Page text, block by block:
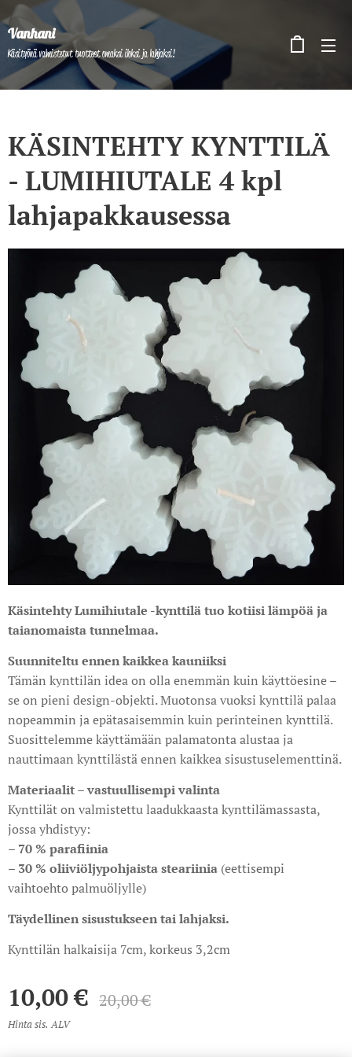
Vanhani
Käsityönä valmistetut tuotteet omaksi iloksi ja lahjaksi!
KÄSINTEHTY KYNTTILÄ
- LUMIHIUTALE 4 kpl
lahjapakkausessa
Käsintehty Lumihiutale -kynttilä tuo kotiisi lämpöä ja
taianomaista tunnelmaa.
Suunniteltu ennen kaikkea kauniiksi
Tämän kynttilän idea on olla enemmän kuin käyttöesine –
se on pieni design-objekti. Muotonsa vuoksi kynttilä palaa
nopeammin ja epätasaisemmin kuin perinteinen kynttilä.
Suosittelemme käyttämään palamatonta alustaa ja
nauttimaan kynttilästä ennen kaikkea sisustuselementtinä.
Materiaalit – vastuullisempi valinta
Kynttilät on valmistettu laadukkaasta kynttilämassasta,
jossa yhdistyy:
– 70 % parafiinia
– 30 % oliiviöljypohjaista steariinia (eettisempi
vaihtoehto palmuöljylle)
Täydellinen sisustukseen tai lahjaksi.
Kynttilän halkaisija 7cm, korkeus 3,2cm
10,00€ 20,00€
Hinta sis. ALV